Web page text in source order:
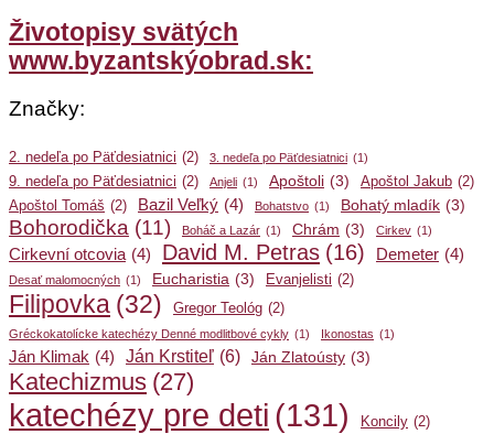
Životopisy svätých
www.byzantskýobrad.sk:
Značky:
2. nedeľa po Päťdesiatnici (2) 3. nedeľa po Päťdesiatnici (1)
9. nedeľa po Päťdesiatnici (2) Anjeli (1) Apoštoli (3) Apoštol Jakub (2)
Apoštol Tomáš (2) Bazil Veľký (4) Bohatstvo (1) Bohatý mladík (3)
Bohorodička (11) Boháč a Lazár (1) Chrám (3) Cirkev (1)
Cirkevní otcovia (4) David M. Petras (16) Demeter (4)
Desať malomocných (1) Eucharistia (3) Evanjelisti (2)
Filipovka (32) Gregor Teológ (2)
Gréckokatolícke katechézy Denné modlitbové cykly (1) Ikonostas (1)
Ján Klimak (4) Ján Krstiteľ (6) Ján Zlatoústy (3)
Katechizmus (27)
katechézy pre deti (131) Koncily (2)